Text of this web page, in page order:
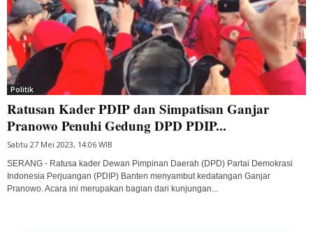
Politik
Ratusan Kader PDIP dan Simpatisan Ganjar
Pranowo Penuhi Gedung DPD PDIP...
Sabtu 27 Mei 2023, 14:06 WIB
SERANG - Ratusa kader Dewan Pimpinan Daerah (DPD) Partai Demokrasi
Indonesia Perjuangan (PDIP) Banten menyambut kedatangan Ganjar
Pranowo. Acara ini merupakan bagian dari kunjungan...